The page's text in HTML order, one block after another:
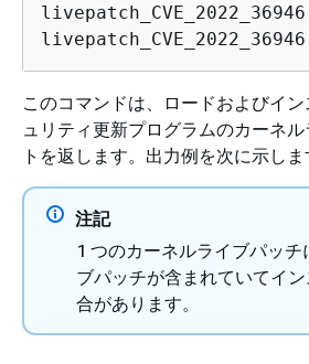
このコマンドは、ロードおよびイ
ュリティ更新プログラムのカーネ
トを返します。出力例を次に示しま
注記
1 つのカーネルライブパッチ
ブパッチが含まれていてイ
合があります。